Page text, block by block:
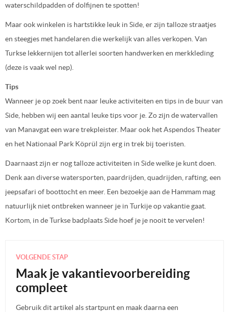
waterschildpadden of dolfijnen te spotten!
Maar ook winkelen is hartstikke leuk in Side, er zijn talloze straatjes
en steegjes met handelaren die werkelijk van alles verkopen. Van
Turkse lekkernijen tot allerlei soorten handwerken en merkkleding
(deze is vaak wel nep).
Tips
Wanneer je op zoek bent naar leuke activiteiten en tips in de buur van
Side, hebben wij een aantal leuke tips voor je. Zo zijn de watervallen
van Manavgat een ware trekpleister. Maar ook het Aspendos Theater
en het Nationaal Park Köprül zijn erg in trek bij toeristen.
Daarnaast zijn er nog talloze activiteiten in Side welke je kunt doen.
Denk aan diverse watersporten, paardrijden, quadrijden, rafting, een
jeepsafari of boottocht en meer. Een bezoekje aan de Hammam mag
natuurlijk niet ontbreken wanneer je in Turkije op vakantie gaat.
Kortom, in de Turkse badplaats Side hoef je je nooit te vervelen!
VOLGENDE STAP
Maak je vakantievoorbereiding
compleet
Gebruik dit artikel als startpunt en maak daarna een